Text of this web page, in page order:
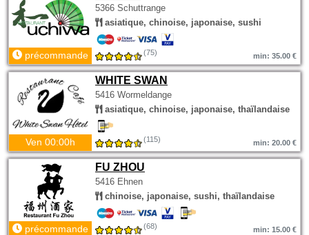
5366 Schuttrange
asiatique, chinoise, japonaise, sushi
précommande (75) min: 35.00 €
WHITE SWAN
5416 Wormeldange
asiatique, chinoise, japonaise, thaïlandaise
Ven 00:00h (115) min: 20.00 €
FU ZHOU
5416 Ehnen
chinoise, japonaise, sushi, thaïlandaise
précommande (68) min: 15.00 €